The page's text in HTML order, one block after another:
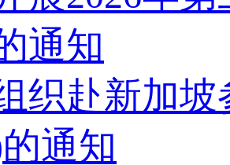
通知
织赴新加坡
通知